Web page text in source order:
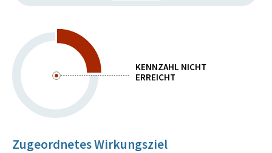
KENNZAHL NICHT
ERREICHT
Zugeordnetes Wirkungsziel